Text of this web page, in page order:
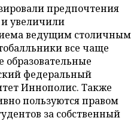
предпочтения
увеличили
ведущим столичным
все чаще
федеральный
Иннополис. Также
пользуются правом
за собственный